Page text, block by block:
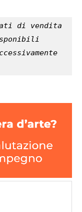
di vendita